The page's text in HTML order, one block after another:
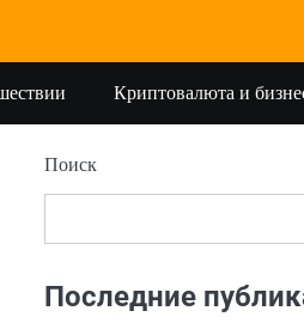
Криптовалюта и
Поиск
Последние